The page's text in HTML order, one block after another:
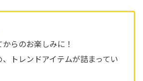
らのお楽しみに！
トレンドアイテムが詰まってい